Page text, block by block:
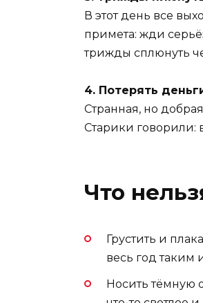
В этот день все
примета: жди
трижды сплюнуть
4. Потерять
Странная, но
Старики говорили:
Что
Грустить и
весь год таким
Носить тёмную